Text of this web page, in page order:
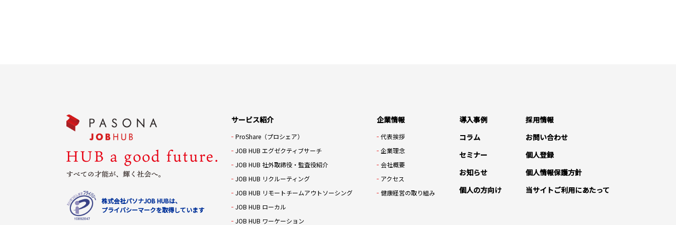
株式会社パソナJOB HUBは、
プライバシーマークを取得しています
サービス紹介
ProShare（プロシェア）
JOB HUB エグゼクティブサーチ
JOB HUB 社外取締役・監査役紹介
JOB HUB リクルーティング
JOB HUB リモートチームアウトソーシング
JOB HUB ローカル
JOB HUB ワーケーション
企業情報
代表挨拶
企業理念
会社概要
アクセス
健康経営の取り組み
導入事例
コラム
セミナー
お知らせ
個人の方向け
採用情報
お問い合わせ
個人登録
個人情報保護方針
当サイトご利用にあたって